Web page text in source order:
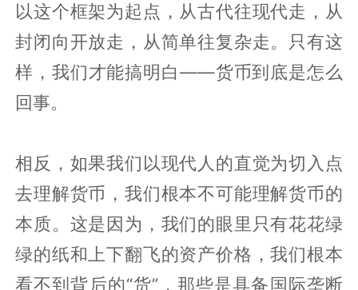
以这个框架为起点，从古代往现代走，从
封闭向开放走，从简单往复杂走。只有这
样，我们才能搞明白——货币到底是怎么
回事。
相反，如果我们以现代人的直觉为切入点
去理解货币，我们根本不可能理解货币的
本质。这是因为，我们的眼里只有花花绿
绿的纸和上下翻飞的资产价格，我们根本
看不到背后的“货”，那些是具备国际垄断